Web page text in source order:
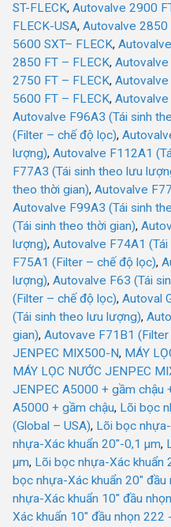
ST-FLECK, Autovalve 2900
FLECK-USA, Autovalve 2850
5600 SXT– FLECK,
2850 FT – FLECK,
2750 FT – FLECK,
5600 FT – FLECK, Autovalve
Autovalve F96A3 (Tái sinh
(Filter – chế độ lọc),
lượng), Autovalve F112A1
F77A3 (Tái sinh theo lưu
theo thời gian), Autovalve
Autovalve F99A3 (Tái sinh
(Tái sinh theo thời gian),
lượng), Autovalve F74A1
F75A1 (Filter – chế độ lọc),
lượng), Autovalve F63 (Tái
(Filter – chế độ lọc), Autoval
(Tái sinh theo lưu lượng),
gian), Autovave F71B1
JENPEC MIX500-N, MÁY
MÁY LỌC NƯỚC JENPEC
JENPEC A5000 + gầm chậu
A5000 + gầm chậu, Lõi bọc
(Global – USA), Lõi bọc
nhựa-Xác khuẩn 20"-0,1 µm,
µm, Lõi bọc nhựa-Xác khuẩn
bọc nhựa-Xác khuẩn 20"
nhựa-Xác khuẩn 10" đầu
Xác khuẩn 10" đầu nhọn 222